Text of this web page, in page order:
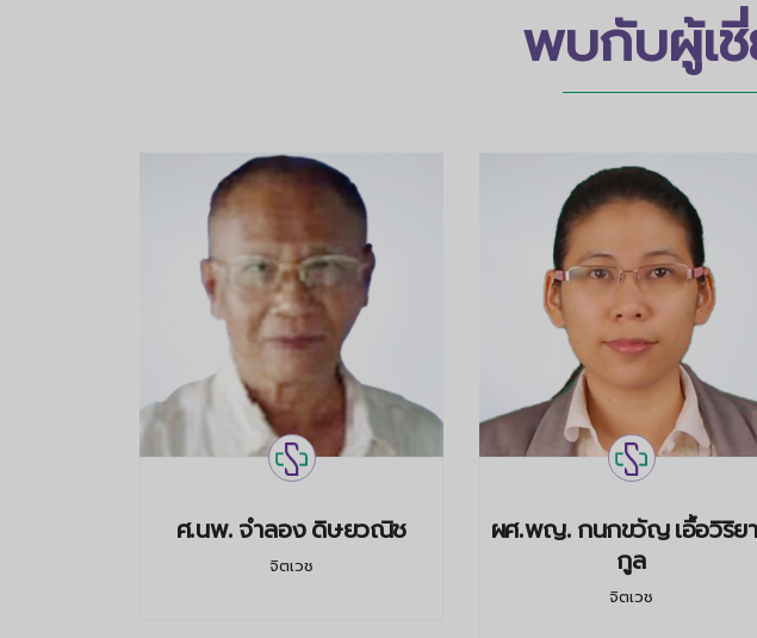
พบกับผู้เ
ศ.นพ. จำลอง ดิษยวณิช
จิตเวช
ผศ.พญ. กนกขวัญ เอื้อวิริย
กูล
จิตเวช